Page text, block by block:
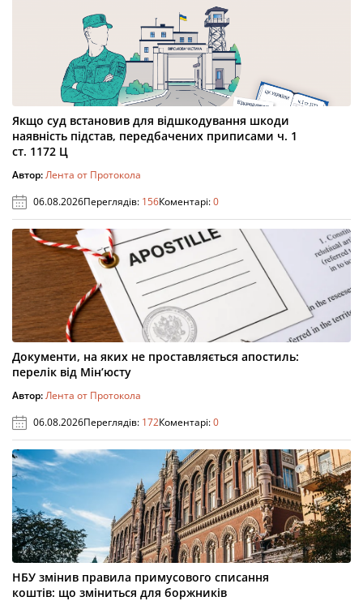
Якщо суд встановив для відшкодування шкоди
наявність підстав, передбачених приписами ч. 1
ст. 1172 Ц
Автор:Лента от Протокола
06.08.2026Переглядів: 156Коментарі:0
Документи, на яких не проставляється апостиль:
перелік від Мін’юсту
Автор:Лента от Протокола
06.08.2026Переглядів: 172Коментарі:0
НБУ змінив правила примусового списання
коштів: що зміниться для боржників